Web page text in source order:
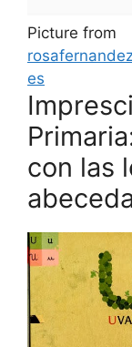
Picture from
es
con las